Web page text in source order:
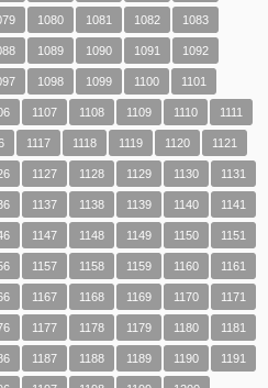
1080 1081 1082 1083
1089 1090 1091 1092
1098 1099 1100 1101
1107 1108 1109 1110 1111
1117 1118 1119 1120 1121
1127 1128 1129 1130 1131
1137 1138 1139 1140 1141
1147 1148 1149 1150 1151
1157 1158 1159 1160 1161
1167 1168 1169 1170 1171
1177 1178 1179 1180 1181
1187 1188 1189 1190 1191